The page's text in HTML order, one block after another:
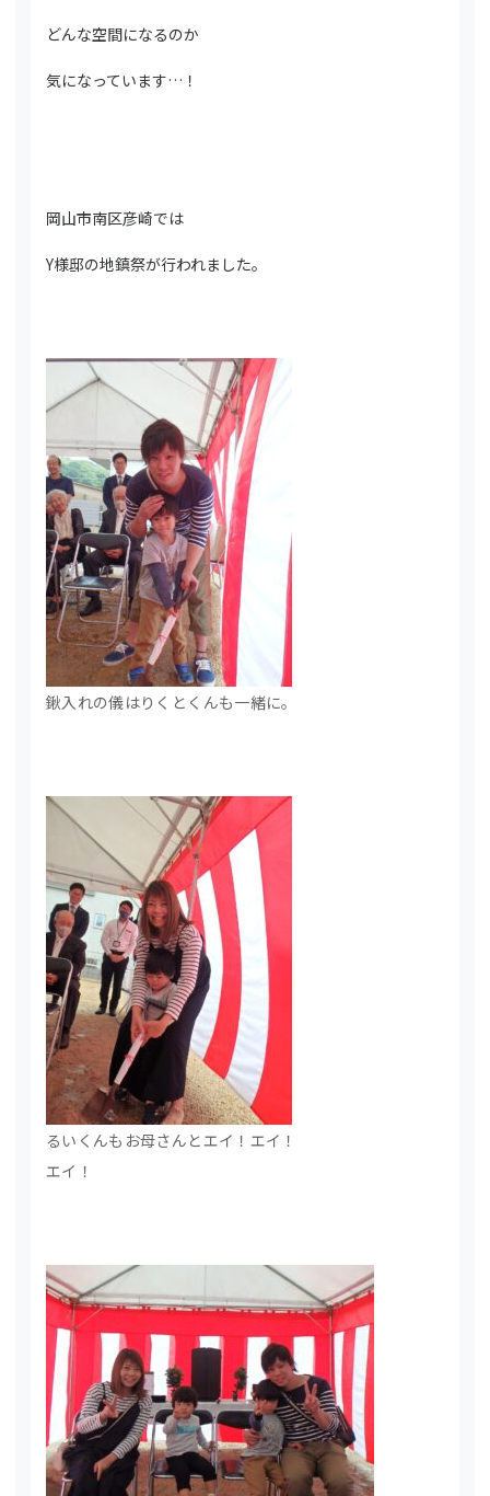
どんな空間になるのか
気になっています…！
岡山市南区彦崎では
Y様邸の地鎮祭が行われました。
鍬入れの儀はりくとくんも一緒に。
るいくんもお母さんとエイ！エイ！
エイ！